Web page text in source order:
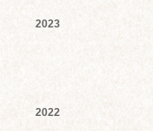
2023
2022